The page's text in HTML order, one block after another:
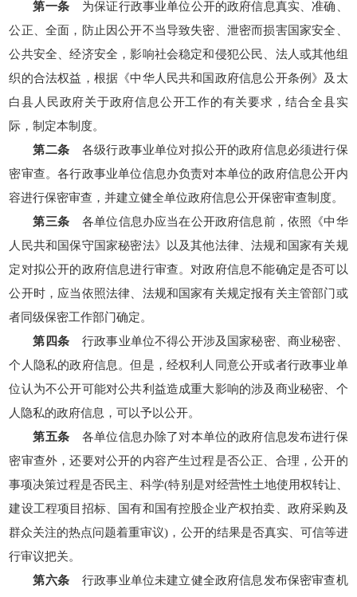
第一条为保证行政事业单位公开的政府信息真实、准确、
公正、全面，防止因公开不当导致失密、泄密而损害国家安全、
公共安全、经济安全，影响社会稳定和侵犯公民、法人或其他组
织的合法权益，根据《中华人民共和国政府信息公开条例》及太
白县人民政府关于政府信息公开工作的有关要求，结合全县实
际，制定本制度。
第二条各级行政事业单位对拟公开的政府信息必须进行保
密审查。各行政事业单位信息办负责对本单位的政府信息公开内
容进行保密审查，并建立健全单位政府信息公开保密审查制度。
第三条各单位信息办应当在公开政府信息前，依照《中华
人民共和国保守国家秘密法》以及其他法律、法规和国家有关规
定对拟公开的政府信息进行审查。对政府信息不能确定是否可以
公开时，应当依照法律、法规和国家有关规定报有关主管部门或
者同级保密工作部门确定。
第四条行政事业单位不得公开涉及国家秘密、商业秘密、
个人隐私的政府信息。但是，经权利人同意公开或者行政事业单
位认为不公开可能对公共利益造成重大影响的涉及商业秘密、个
人隐私的政府信息，可以予以公开。
第五条各单位信息办除了对本单位的政府信息发布进行保
密审查外，还要对公开的内容产生过程是否公正、合理，公开的
事项决策过程是否民主、科学(特别是对经营性土地使用权转让、
建设工程项目招标、国有和国有控股企业产权拍卖、政府采购及
群众关注的热点问题着重审议)，公开的结果是否真实、可信等进
行审议把关。
第六条行政事业单位未建立健全政府信息发布保密审查机